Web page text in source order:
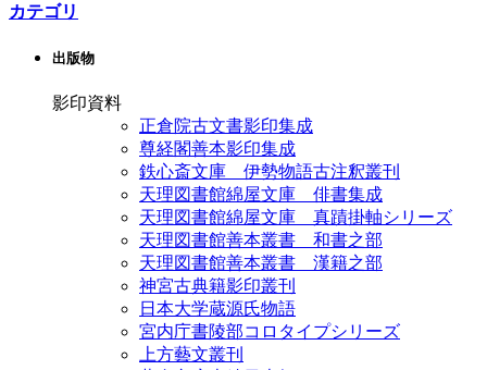
カテゴリ
出版物
影印資料
正倉院古文書影印集成
尊経閣善本影印集成
鉄心斎文庫 伊勢物語古注釈叢刊
天理図書館綿屋文庫 俳書集成
天理図書館綿屋文庫 真蹟掛軸シリーズ
天理図書館善本叢書 和書之部
天理図書館善本叢書 漢籍之部
神宮古典籍影印叢刊
日本大学蔵源氏物語
宮内庁書陵部コロタイプシリーズ
上方藝文叢刊